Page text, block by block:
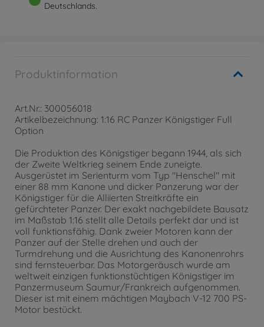
Deutschlands.
Produktinformation
Art.Nr.: 300056018
Artikelbezeichnung: 1:16 RC Panzer Königstiger Full
Option
Die Produktion des Königstiger begann 1944, als sich
der Zweite Weltkrieg seinem Ende zuneigte.
Ausgerüstet im Serienturm vom Typ "Henschel" mit
einer 88 mm Kanone und dicker Panzerung war der
Königstiger für die Alliierten Streitkräfte ein
gefürchteter Panzer. Der exakt nachgebildete Bausatz
im Maßstab 1:16 stellt alle Details perfekt dar und ist
voll funktionsfähig. Dank zweier Motoren kann der
Panzer auf der Stelle drehen und auch der
Turmdrehung und die Ausrichtung des Kanonenrohrs
sind fernsteuerbar. Das Motorgeräusch wurde am
weltweit einzigen funktionstüchtigen Königstiger im
Panzermuseum Saumur/Frankreich aufgenommen.
Dieser ist mit einem mächtigen Maybach V-12 700 PS-
Motor bestückt.